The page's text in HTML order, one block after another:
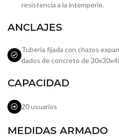
resistencia a la intemperie.
ANCLAJES
Tubería fijada con chazos
dados de concreto de
CAPACIDAD
20 usuarios
MEDIDAS ARMADO